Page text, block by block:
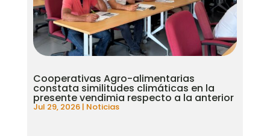
Cooperativas Agro-alimentarias
constata similitudes climáticas en la
presente vendimia respecto a la anterior
Jul 29, 2026| Noticias